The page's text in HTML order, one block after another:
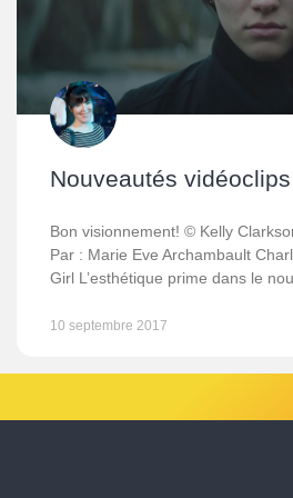
Nouveautés vidéoclips
Bon visionnement! © Kelly
Par : Marie Eve Archambault
Girl L’esthétique prime dans le
10 septembre 2017